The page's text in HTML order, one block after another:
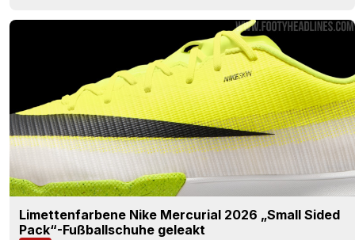
Limettenfarbene Nike Mercurial 2026 „Small Sided
Pack“-Fußballschuhe geleakt